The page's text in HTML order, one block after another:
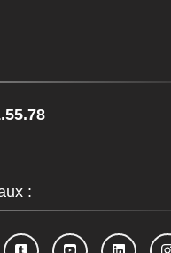
: